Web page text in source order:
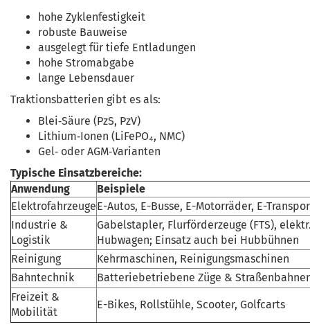
hohe Zyklenfestigkeit
robuste Bauweise
ausgelegt für tiefe Entladungen
hohe Stromabgabe
lange Lebensdauer
Traktionsbatterien gibt es als:
Blei‑Säure (PzS, PzV)
Lithium‑Ionen (LiFePO₄, NMC)
Gel‑ oder AGM‑Varianten
Typische Einsatzbereiche:
Anwendung
Beispiele
ElektrofahrzeugeE-Autos, E-Busse, E-Motorräder, E-
Industrie &
Logistik
Gabelstapler, Flurförderzeuge (FTS),
Hubwagen; Einsatz auch bei Hubbühnen
Reinigung
Kehrmaschinen, Reinigungsmaschinen
Bahntechnik
Batteriebetriebene Züge &
Freizeit &
Mobilität
E-Bikes, Rollstühle, Scooter, Golfcarts